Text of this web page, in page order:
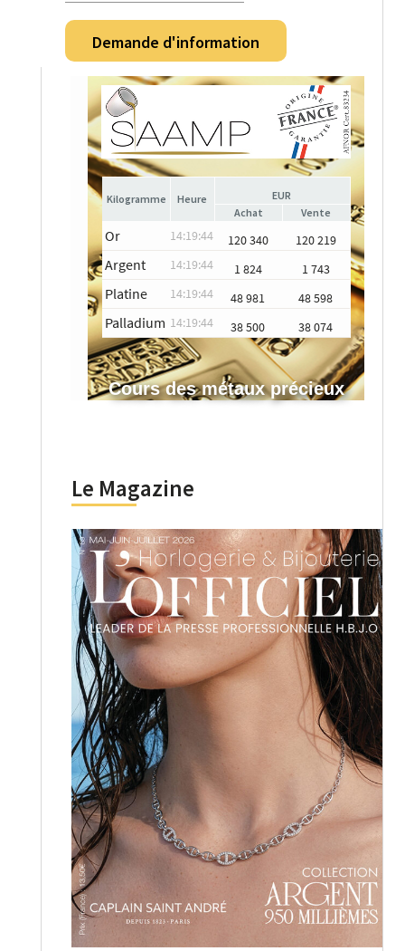
Demande d'information
Heure
EUR
Achat
Vente
Or 14:19:44 120 340 120 219
Argent 14:19:44 1 824 1 743
Platine 14:19:44 48 981 48 598
Palladium 14:19:44 38 500 38 074
Cours des métaux précieux
Le Magazine